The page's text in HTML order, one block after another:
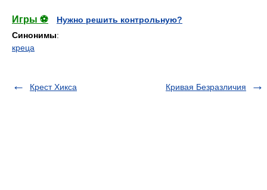
Игры ⚽
Нужно решить контрольную?
Синонимы:
креца
Крест Хикса Кривая Безразличия